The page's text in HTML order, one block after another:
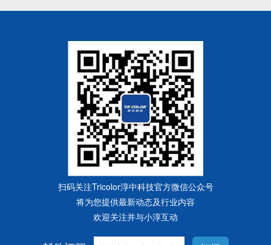
扫码关注Tricolor淳中科技官方微信公众号
将为您提供最新动态及行业内容
欢迎关注并与小淳互动